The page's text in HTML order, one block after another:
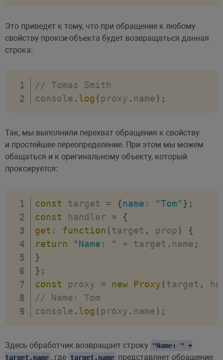
Это приведет к тому, что при обращение к любому
свойству прокси-объекта будет возвращаться данная
строка:
// Tomas Smith
console . log ( proxy . name) ;
Так, мы выполнили перехват обращения к свойству
и простейшее переопределение. При этом мы можем
обащаться и к оригинальному объекту, который
проксируется:
const target = {name : "Tom" } ;
const handler =
{
get : function (target , prop)
{
return
"Name: " + target . name ;
}
} ;
const proxy = new Proxy (target ,
// Name: Tom
console . log ( proxy . name) ;
Здесь обработчик возвращает строку
"Name: " +
target.name , где target.name представляет обращение